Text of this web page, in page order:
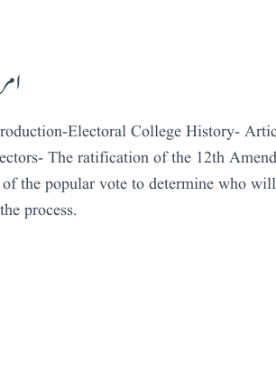
Electoral College History-
The ratification of the 12th
the popular vote to determine who
process.